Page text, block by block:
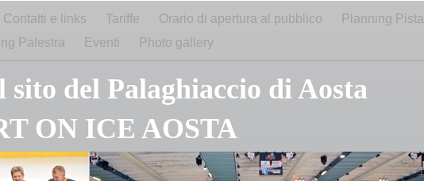
Contatti e links Tariffe Orario di apertura al pubblico
Planning Pista
Palestra
Eventi Photo gallery
sito del Palaghiaccio di Aosta
ON ICE AOSTA